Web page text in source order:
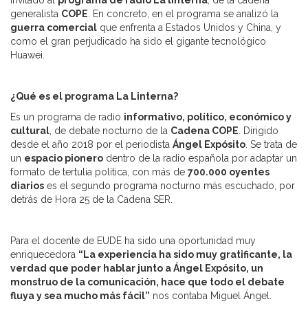
generalista COPE . En concreto, en el programa se analizó la
guerra comercial que enfrenta a Estados Unidos y China, y
como el gran perjudicado ha sido el gigante tecnológico
Huawei.
¿Qué es el programa La Linterna?
Es un programa de radio informativo, político, económico y
cultural , de debate nocturno de la Cadena COPE . Dirigido
desde el año 2018 por el periodista Ángel Expósito . Se trata de
un espacio pionero dentro de la radio española por adaptar un
formato de tertulia política, con más de 700.000 oyentes
diarios es el segundo programa nocturno más escuchado, por
detrás de Hora 25 de la Cadena SER.
Para el docente de EUDE ha sido una oportunidad muy
enriquecedora “La experiencia ha sido muy gratificante, la
verdad que poder hablar junto a Ángel Expósito, un
monstruo de la comunicación, hace que todo el debate
fluya y sea mucho más fácil” nos contaba Miguel Ángel.